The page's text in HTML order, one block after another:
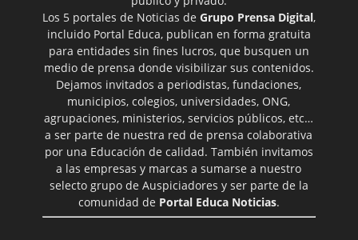
Los 5 portales de Noticias de Grupo Prensa Digital,
incluido Portal Educa, publican en forma gratuita
para entidades sin fines lucros, que busquen un
medio de prensa donde visibilizar sus contenidos.
Dejamos invitados a periodistas, fundaciones,
municipios, colegios, universidades, ONG,
agrupaciones, ministerios, servicios públicos, etc…
a ser parte de nuestra red de prensa colaborativa
por una Educación de calidad. También invitamos
a las empresas y marcas a sumarse a nuestro
selecto grupo de Auspiciadores y ser parte de la
comunidad de Portal Educa Noticias.